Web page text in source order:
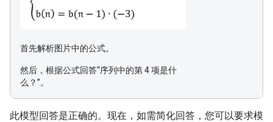
首先解析图片中的公式。
然后，根据公式回答“序列中的第 4 项是什
么？”。
此模型回答是正确的。现在，如需简化回答，您可以要求模